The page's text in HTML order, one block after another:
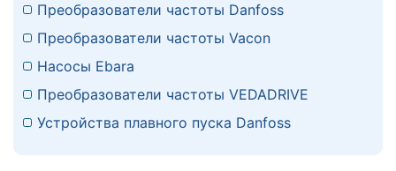
Преобразователи частоты Danfoss
Преобразователи частоты Vacon
Насосы Ebara
Преобразователи частоты VEDADRIVE
Устройства плавного пуска Danfoss